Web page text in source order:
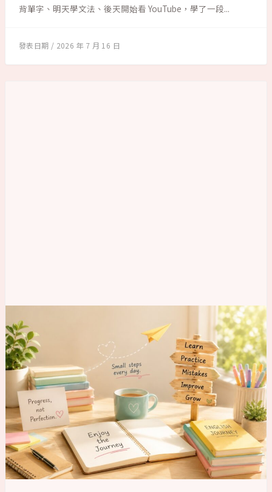
背單字、明天學文法、後天開始看 YouTube，學了一段...
2026 年 7 月 16 日